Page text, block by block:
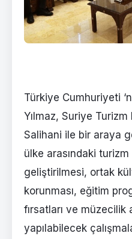
Türkiye Cumhuriyeti
Yılmaz, Suriye Turizm
Salihani ile bir araya
ülke arasındaki
geliştirilmesi, ortak
korunması, eğitim
fırsatları ve müzecilik
yapılabilecek